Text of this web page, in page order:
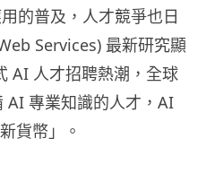
的普及，人才競爭也日
Services) 最新研究顯
AI 人才招聘熱潮，全球
AI 專業知識的人才，AI
貨幣」。